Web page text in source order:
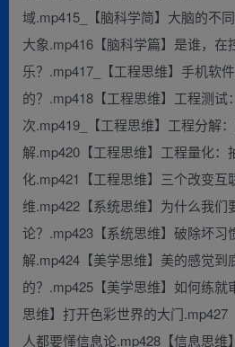
域.mp415_【脑科学简】大脑的不
大象.mp416【脑科学篇】是谁，在
乐？.mp417_【工程思维】手机软
的？.mp418【工程思维】工程测试
次.mp419_【工程思维】工程分解
解.mp420【工程思维】工程量化：
化.mp421【工程思维】三个改变互
维.mp422【系统思维】为什么我们
论？.mp423【系统思维】破除坏习
解.mp424【美学思维】美的感觉到
的？.mp425【美学思维】如何练就
思维】打开色彩世界的大门.mp427
人都要懂信息论.mp428【信息思